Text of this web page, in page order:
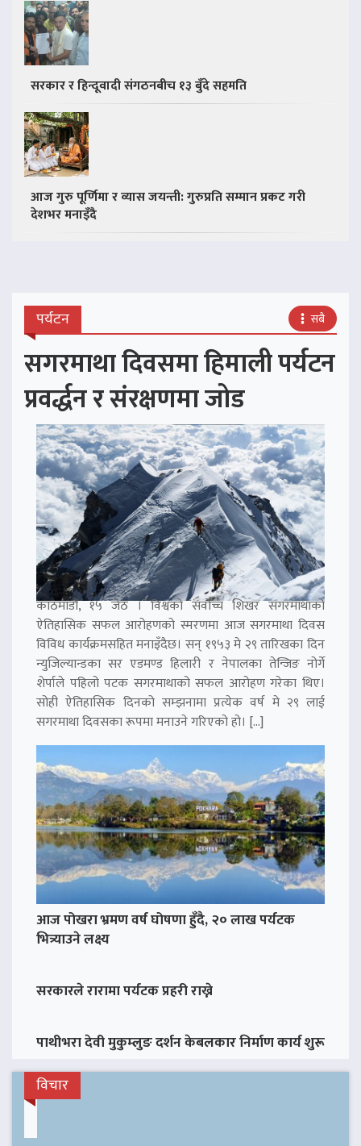
सरकार र हिन्दूवादी संगठनबीच १३ बुँदे सहमति
आज गुरु पूर्णिमा र व्यास जयन्ती: गुरुप्रति सम्मान प्रकट गरी
देशभर मनाइँदै
पर्यटन सबै
सगरमाथा दिवसमा हिमाली पर्यटन
प्रवर्द्धन र संरक्षणमा जोड
काठमाडौं, १५ जेठ । विश्वको सर्वोच्च शिखर सगरमाथाको
ऐतिहासिक सफल आरोहणको स्मरणमा आज सगरमाथा दिवस
विविध कार्यक्रमसहित मनाइँदैछ। सन् १९५३ मे २९ तारिखका दिन
न्युजिल्यान्डका सर एडमण्ड हिलारी र नेपालका तेन्जिङ नोर्गे
शेर्पाले पहिलो पटक सगरमाथाको सफल आरोहण गरेका थिए।
सोही ऐतिहासिक दिनको सम्झनामा प्रत्येक वर्ष मे २९ लाई
सगरमाथा दिवसका रूपमा मनाउने गरिएको हो। […]
आज पोखरा भ्रमण वर्ष घोषणा हुँदै, २० लाख पर्यटक
भित्र्याउने लक्ष्य
सरकारले रारामा पर्यटक प्रहरी राख्ने
पाथीभरा देवी मुकुम्लुङ दर्शन केबलकार निर्माण कार्य शुरू
विचार